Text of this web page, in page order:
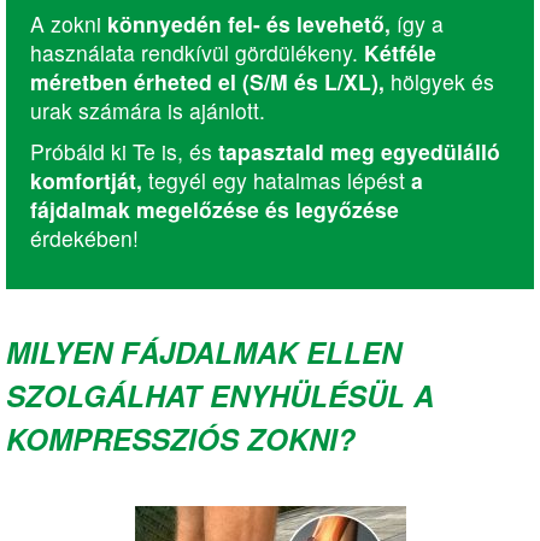
A zokni könnyedén fel- és levehető, így a
használata rendkívül gördülékeny. Kétféle
méretben érheted el (S/M és L/XL), hölgyek és
urak számára is ajánlott.
Próbáld ki Te is, és tapasztald meg egyedülálló
komfortját, tegyél egy hatalmas lépést a
fájdalmak megelőzése és legyőzése
érdekében!
MILYEN FÁJDALMAK ELLEN
SZOLGÁLHAT ENYHÜLÉSÜL A
KOMPRESSZIÓS ZOKNI?